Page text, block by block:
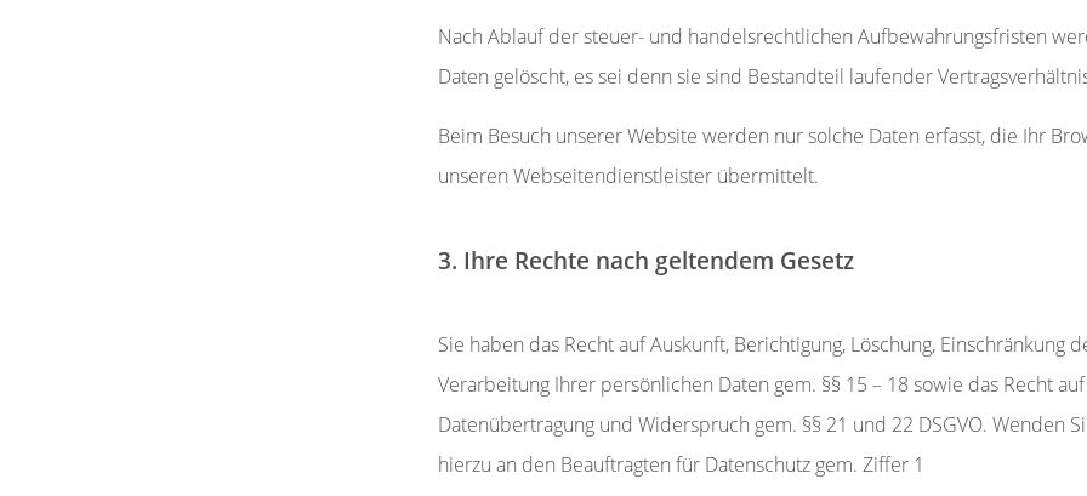
Nach Ablauf der steuer- und handelsrechtlichen Aufbewahrungsfristen
Daten gelöscht, es sei denn sie sind Bestandteil laufender
Beim Besuch unserer Website werden nur solche Daten erfasst, die Ihr
unseren Webseitendienstleister übermittelt.
3. Ihre Rechte nach geltendem Gesetz
Sie haben das Recht auf Auskunft, Berichtigung, Löschung, Einschränkung
Verarbeitung Ihrer persönlichen Daten gem. §§ 15 – 18 sowie das Recht auf
Datenübertragung und Widerspruch gem. §§ 21 und 22 DSGVO. Wenden
hierzu an den Beauftragten für Datenschutz gem. Ziffer 1